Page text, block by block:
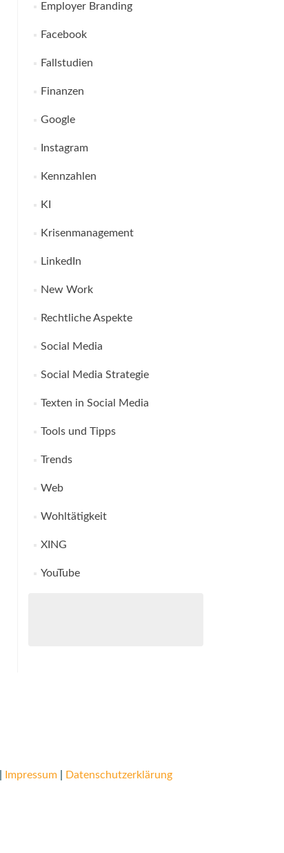
Employer Branding
Facebook
Fallstudien
Finanzen
Google
Instagram
Kennzahlen
KI
Krisenmanagement
LinkedIn
New Work
Rechtliche Aspekte
Social Media
Social Media Strategie
Texten in Social Media
Tools und Tipps
Trends
Web
Wohltätigkeit
XING
YouTube
Impressum|
Datenschutzerklärung